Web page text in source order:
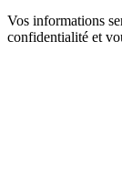
Vos informations
confidentialité et